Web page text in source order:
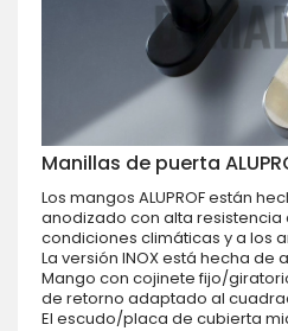
Manillas de puerta
Los mangos ALUPROF están
anodizado con alta resistencia
condiciones climáticas y a los
La versión INOX está hecha de
Mango con cojinete fijo/
de retorno adaptado al
El escudo/placa de cubierta